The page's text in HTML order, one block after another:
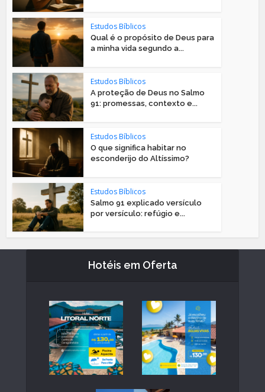
Estudos Bíblicos
Qual é o propósito de Deus para
a minha vida segundo a...
Estudos Bíblicos
A proteção de Deus no Salmo
91: promessas, contexto e...
Estudos Bíblicos
O que significa habitar no
esconderijo do Altíssimo?
Estudos Bíblicos
Salmo 91 explicado versículo
por versículo: refúgio e...
Hotéis em Oferta